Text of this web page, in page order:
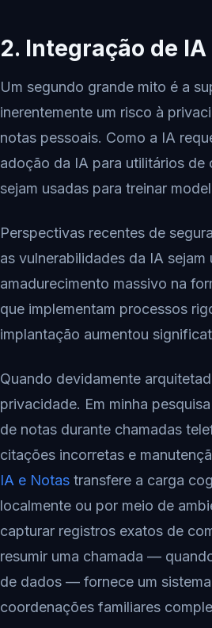
2. Integração de
Um segundo grande mito é a
inerentemente um risco à
notas pessoais. Como a IA
adoção da IA para utilitários de
sejam usadas para treinar
Perspectivas recentes de
as vulnerabilidades da IA
amadurecimento massivo na
que implementam processos
implantação aumentou
Quando devidamente
privacidade. Em minha
de notas durante chamadas
citações incorretas e
IA e Notas transfere a carga
localmente ou por meio de
capturar registros exatos de
resumir uma chamada —
de dados — fornece um
coordenações familiares